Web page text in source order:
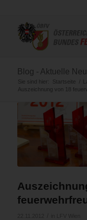
Blog - Aktuelle
Sie sind hier: Startseite /
Auszeichnung von 18